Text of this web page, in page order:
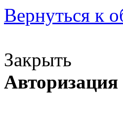
Вернуться к
Закрыть
Авторизация